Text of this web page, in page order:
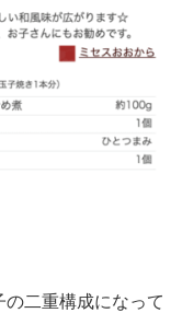
二重構成になって